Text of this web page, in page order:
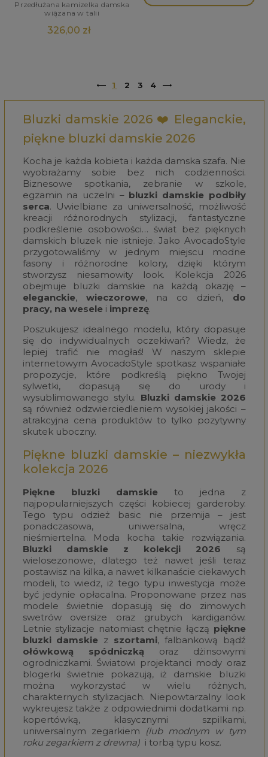
Przedłużana kamizelka damska
wiązana w talii
326,00 zł
1 2 3 4
Bluzki damskie 2026 ❤️ Eleganckie,
piękne bluzki damskie 2026
Kocha je każda kobieta i każda damska szafa. Nie
wyobrażamy sobie bez nich codzienności.
Biznesowe spotkania, zebranie w szkole,
egzamin na uczelni – bluzki damskie podbiły
serca. Uwielbiane za uniwersalność, możliwość
kreacji różnorodnych stylizacji, fantastyczne
podkreślenie osobowości… świat bez pięknych
damskich bluzek nie istnieje. Jako AvocadoStyle
przygotowaliśmy w jednym miejscu modne
fasony i różnorodne kolory, dzięki którym
stworzysz niesamowity look. Kolekcja 2026
obejmuje bluzki damskie na każdą okazję –
eleganckie, wieczorowe, na co dzień, do
pracy, na weselei imprezę.
Poszukujesz idealnego modelu, który dopasuje
się do indywidualnych oczekiwań? Wiedz, że
lepiej trafić nie mogłaś! W naszym sklepie
internetowym AvocadoStyle spotkasz wspaniałe
propozycje, które podkreślą piękno Twojej
sylwetki, dopasują się do urody i
wysublimowanego stylu. Bluzki damskie 2026
są również odzwierciedleniem wysokiej jakości –
atrakcyjna cena produktów to tylko pozytywny
skutek uboczny.
Piękne bluzki damskie – niezwykła
kolekcja 2026
Piękne bluzki damskie to jedna z
najpopularniejszych części kobiecej garderoby.
Tego typu odzież basic nie przemija – jest
ponadczasowa, uniwersalna, wręcz
nieśmiertelna. Moda kocha takie rozwiązania.
Bluzki damskie z kolekcji 2026 są
wielosezonowe, dlatego też nawet jeśli teraz
postawisz na kilka, a nawet kilkanaście ciekawych
modeli, to wiedz, iż tego typu inwestycja może
być jedynie opłacalna. Proponowane przez nas
modele świetnie dopasują się do zimowych
swetrów oversize oraz grubych kardiganów.
Letnie stylizacje natomiast chętnie łączą piękne
bluzki damskie z szortami, falbankową bądź
ołówkową spódniczką oraz dżinsowymi
ogrodniczkami. Światowi projektanci mody oraz
blogerki świetnie pokazują, iż damskie bluzki
można wykorzystać w wielu różnych,
charakternych stylizacjach. Niepowtarzalny look
wykreujesz także z odpowiednimi dodatkami np.
kopertówką, klasycznymi szpilkami,
uniwersalnym zegarkiem (lub modnym w tym
roku zegarkiem z drewna)i torbą typu kosz.